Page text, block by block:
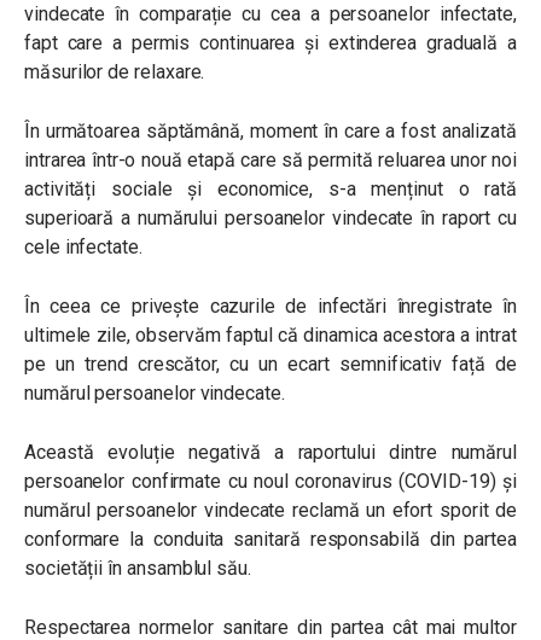
vindecate în comparație cu cea a persoanelor infectate,
fapt care a permis continuarea și extinderea graduală a
măsurilor de relaxare.
În următoarea săptămână, moment în care a fost analizată
intrarea într-o nouă etapă care să permită reluarea unor noi
activități sociale și economice, s-a menținut o rată
superioară a numărului persoanelor vindecate în raport cu
cele infectate.
În ceea ce privește cazurile de infectări înregistrate în
ultimele zile, observăm faptul că dinamica acestora a intrat
pe un trend crescător, cu un ecart semnificativ față de
numărul persoanelor vindecate.
Această evoluție negativă a raportului dintre numărul
persoanelor confirmate cu noul coronavirus (COVID-19) și
numărul persoanelor vindecate reclamă un efort sporit de
conformare la conduita sanitară responsabilă din partea
societății în ansamblul său.
Respectarea normelor sanitare din partea cât mai multor